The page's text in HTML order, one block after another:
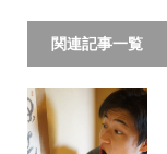
関連記事一覧